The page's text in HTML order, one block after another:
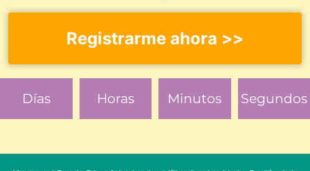
Registrarme ahora >>
Días Horas Minutos Segundos